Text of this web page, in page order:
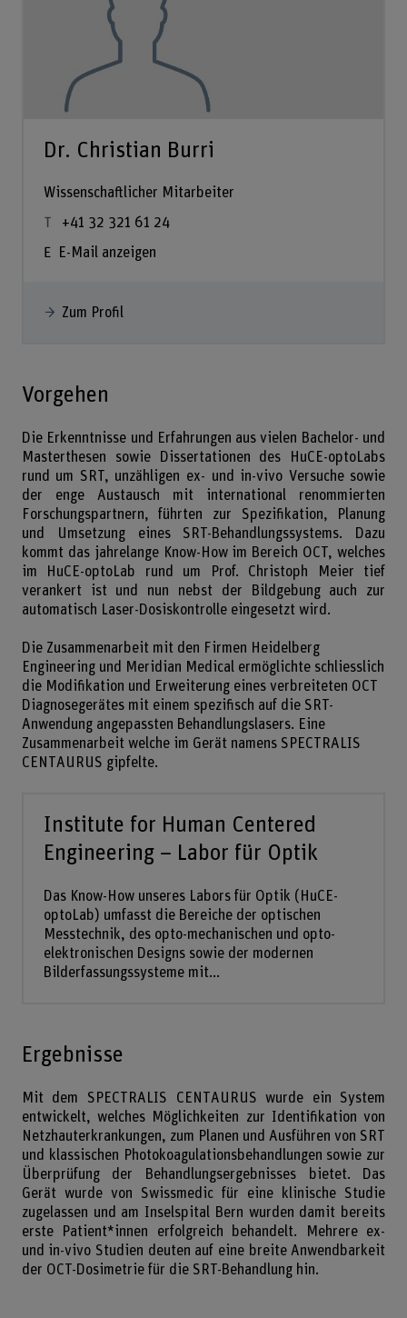
Dr. Christian Burri
Wissenschaftlicher Mitarbeiter
+41 32 321 61 24
E-Mail anzeigen
Zum Profil
Vorgehen
Die Erkenntnisse und Erfahrungen aus vielen Bachelor- und
Masterthesen sowie Dissertationen des HuCE-optoLabs
rund um SRT, unzähligen ex- und in-vivo Versuche sowie
der enge Austausch mit international renommierten
Forschungspartnern, führten zur Spezifikation, Planung
und Umsetzung eines SRT-Behandlungssystems. Dazu
kommt das jahrelange Know-How im Bereich OCT, welches
im HuCE-optoLab rund um Prof. Christoph Meier tief
verankert ist und nun nebst der Bildgebung auch zur
automatisch Laser-Dosiskontrolle eingesetzt wird.
Die Zusammenarbeit mit den Firmen Heidelberg
Engineering und Meridian Medical ermöglichte schliesslich
die Modifikation und Erweiterung eines verbreiteten OCT
Diagnosegerätes mit einem spezifisch auf die SRT-
Anwendung angepassten Behandlungslasers. Eine
Zusammenarbeit welche im Gerät namens SPECTRALIS
CENTAURUS gipfelte.
Institute for Human Centered
Engineering – Labor für Optik
Das Know-How unseres Labors für Optik (HuCE-
optoLab) umfasst die Bereiche der optischen
Messtechnik, des opto-mechanischen und opto-
elektronischen Designs sowie der modernen
Bilderfassungssysteme mit...
Ergebnisse
Mit dem SPECTRALIS CENTAURUS wurde ein System
entwickelt, welches Möglichkeiten zur Identifikation von
Netzhauterkrankungen, zum Planen und Ausführen von SRT
und klassischen Photokoagulationsbehandlungen sowie zur
Überprüfung der Behandlungsergebnisses bietet. Das
Gerät wurde von Swissmedic für eine klinische Studie
zugelassen und am Inselspital Bern wurden damit bereits
erste Patient*innen erfolgreich behandelt. Mehrere ex-
und in-vivo Studien deuten auf eine breite Anwendbarkeit
der OCT-Dosimetrie für die SRT-Behandlung hin.